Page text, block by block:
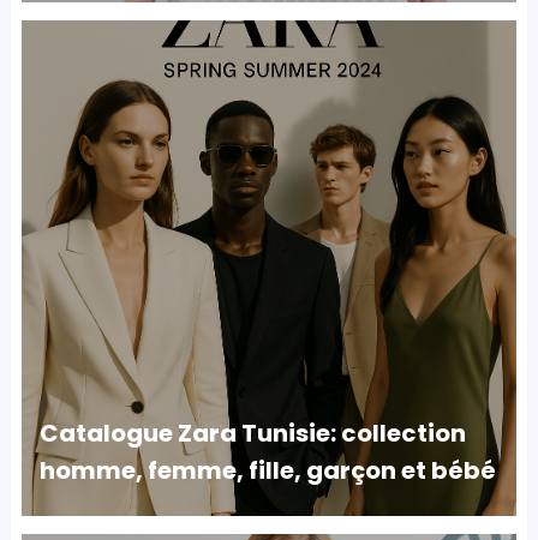
Catalogue Zara Tunisie: collection
homme, femme, fille, garçon et bébé